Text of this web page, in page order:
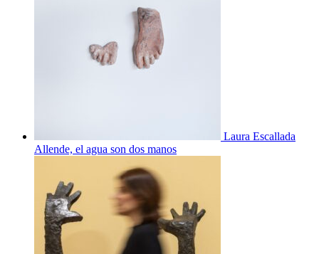
Laura Escallada
Allende, el agua son dos manos